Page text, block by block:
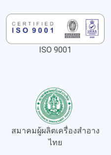
ISO 9001
สมาคมผู้ผลิตเครื่องสำอาง
ไทย